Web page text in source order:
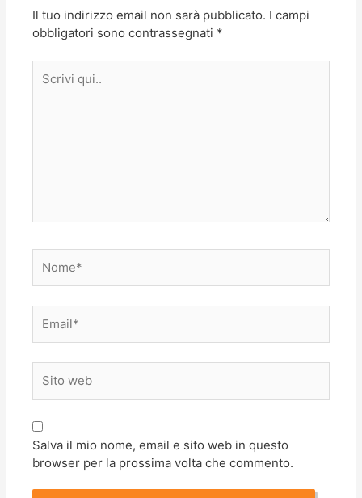
k
Il tuo indirizzo email non sarà pubblicato. I campi
obbligatori sono contrassegnati *
qui..
web
Salva il mio nome, email e sito web in questo
browser per la prossima volta che commento.